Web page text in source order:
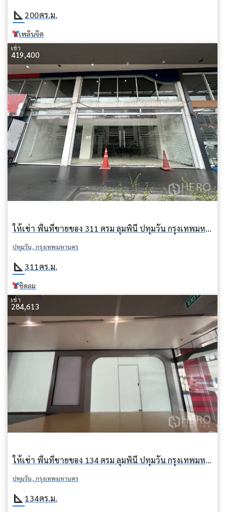
square_foot 200ตร.ม.
เพลินจิต
เช่า
419,400
ให้เช่า พื้นที่ขายของ 311 ตรม ลุมพินี ปทุมวัน กรุงเทพมหานคร BTS ชิดลม
ปทุมวัน, กรุงเทพมหานคร
square_foot 311ตร.ม.
ชิดลม
เช่า
284,613
ให้เช่า พื้นที่ขายของ 134 ตรม ลุมพินี ปทุมวัน กรุงเทพมหานคร BTS ชิดลม
ปทุมวัน, กรุงเทพมหานคร
square_foot 134ตร.ม.